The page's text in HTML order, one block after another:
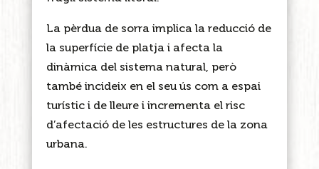
La pèrdua de sorra implica la reducció de
la superfície de platja i afecta la
dinàmica del sistema natural, però
també incideix en el seu ús com a espai
turístic i de lleure i incrementa el risc
d’afectació de les estructures de la zona
urbana.